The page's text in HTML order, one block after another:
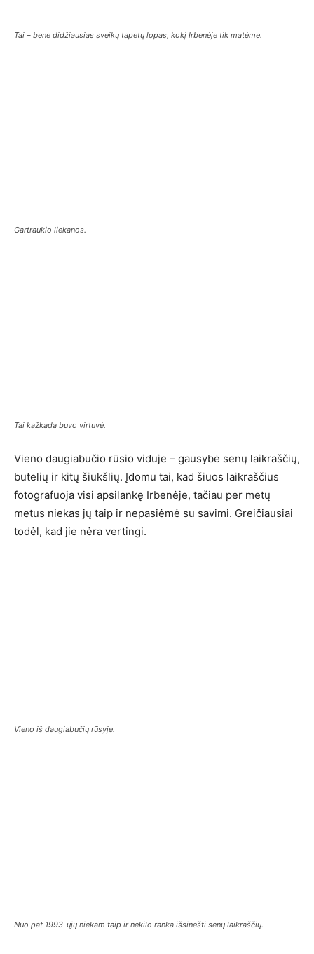
Tai – bene didžiausias sveikų tapetų lopas, kokį Irbenėje tik matėme.
Gartraukio liekanos.
Tai kažkada buvo virtuvė.
Vieno daugiabučio rūsio viduje – gausybė senų laikraščių,
butelių ir kitų šiukšlių. Įdomu tai, kad šiuos laikraščius
fotografuoja visi apsilankę Irbenėje, tačiau per metų
metus niekas jų taip ir nepasiėmė su savimi. Greičiausiai
todėl, kad jie nėra vertingi.
Vieno iš daugiabučių rūsyje.
Nuo pat 1993-ųjų niekam taip ir nekilo ranka išsinešti senų laikraščių.